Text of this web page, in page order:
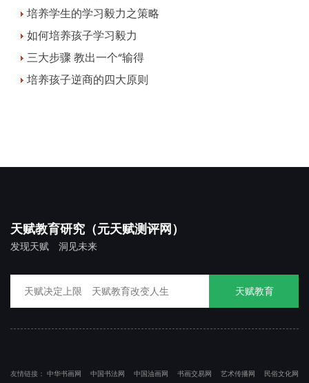
培养学生的学习毅力之策略
如何培养孩子学习毅力
三大步骤 教出一个“输得
培养孩子逆商的四大原则
天赋教育研究（元天赋测评网）
发现天赋 洞见未来
天赋教育
友情链接： 中华书画网 中国书法网 中国油画网 书画交易网 艺术传播网 民俗文化网